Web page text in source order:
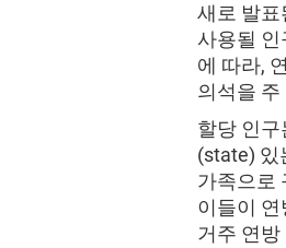
새로 발표
사용될
에 따라,
의석을
할당 인
(state) 있
가족으로
이들이
거주 연